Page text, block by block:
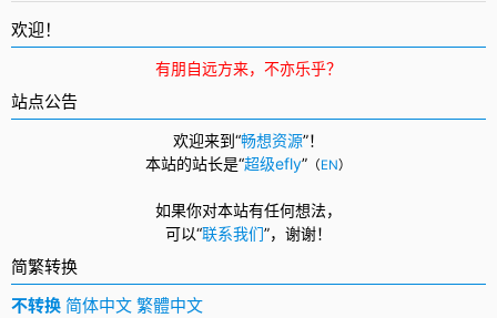
欢迎！
有朋自远方来，不亦乐乎？
站点公告
欢迎来到“畅想资源”！
本站的站长是“超级efly” （EN）
如果你对本站有任何想法，
可以“联系我们”， 谢谢！
简繁转换
不转换 简体中文 繁體中文